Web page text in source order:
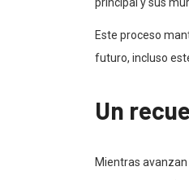
principal y sus
Este proceso
futuro, incluso
Un
Mientras